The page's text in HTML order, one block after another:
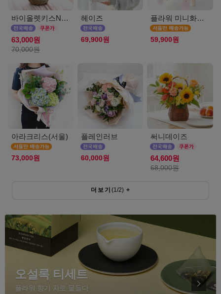
바이올렛키스NEW
63,000원
70,000원
헤이즈
69,900원
플라워 미니화환 A(서울)
59,900원
아라크리스(서울)
73,000원
플레인러브
60,000원
써니데이즈
64,600원
68,000원
더보기 (1/2)+
오설록 티세트
플라워 향기 차로 물들다